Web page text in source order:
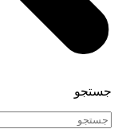
جستجو